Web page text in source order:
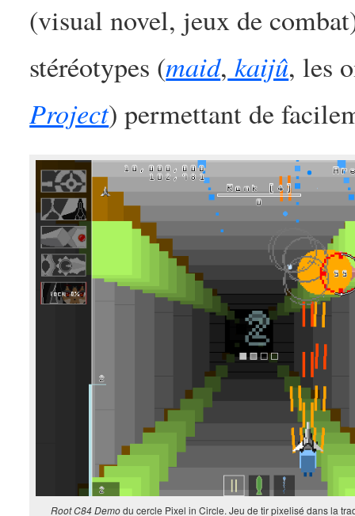
(visual novel, jeux de
stéréotypes (maid, kaijû, les
Project) permettant de
Root C84 Demodu cercle Pixel in Circle. Jeu de tir pixelisé dans la